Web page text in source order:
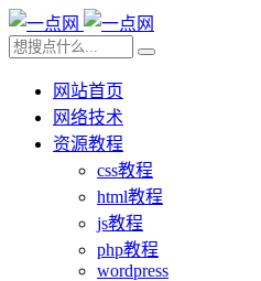
网站首页
网络技术
资源教程
css教程
html教程
js教程
php教程
wordpress